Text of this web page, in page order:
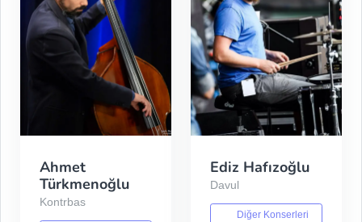
Ahmet
Türkmenoğlu
Kontrbas
Ediz Hafızoğlu
Davul
Diğer Konserleri